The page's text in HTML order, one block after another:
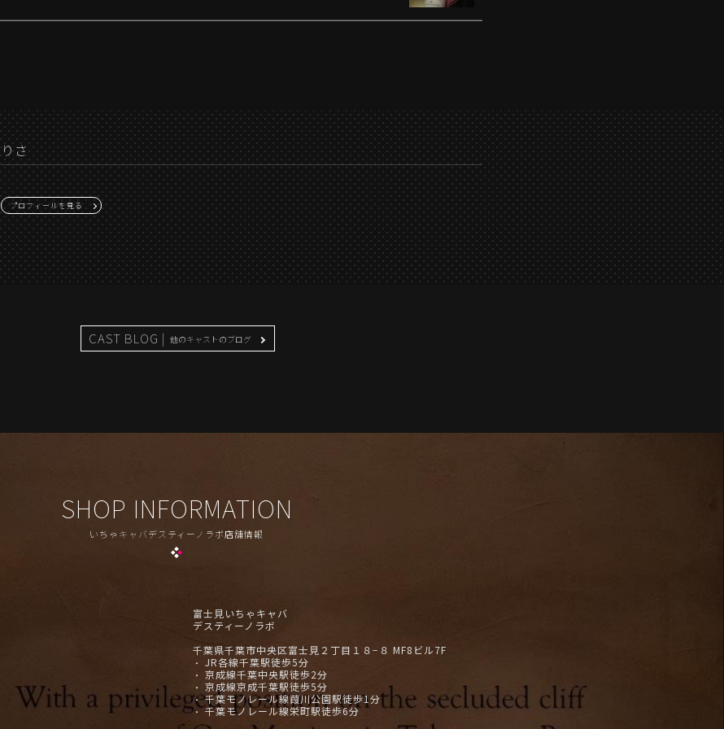
りさ
プロフィールを見る
CAST BLOG | 他のキャストのブログ
SHOP INFORMATION
いちゃキャバデスティーノラボ店舗情報
富士見いちゃキャバ
デスティーノラボ
千葉県千葉市中央区富士見２丁目１８−８ MF8ビル7F
・ JR各線千葉駅徒歩5分
・ 京成線千葉中央駅徒歩2分
・ 京成線京成千葉駅徒歩5分
・千葉モノレール線葭川公園駅徒歩1分
・千葉モノレール線栄町駅徒歩6分